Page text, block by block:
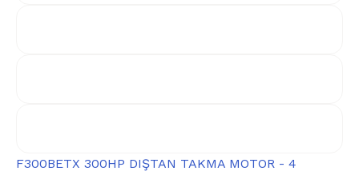
F300BETX 300HP DIŞTAN TAKMA MOTOR - 4